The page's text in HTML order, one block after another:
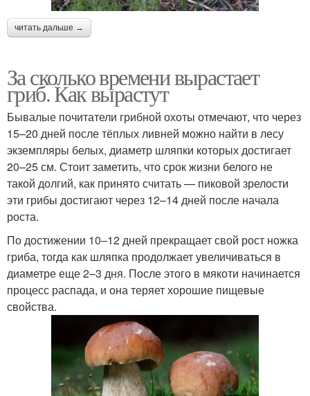
читать дальше →
За сколько времени вырастает
гриб. Как вырастут
Бывалые почитатели грибной охоты отмечают, что через
15–20 дней после тёплых ливней можно найти в лесу
экземпляры белых, диаметр шляпки которых достигает
20–25 см. Стоит заметить, что срок жизни белого не
такой долгий, как принято считать — пиковой зрелости
эти грибы достигают через 12–14 дней после начала
роста.
По достижении 10–12 дней прекращает свой рост ножка
гриба, тогда как шляпка продолжает увеличиваться в
диаметре еще 2–3 дня. После этого в мякоти начинается
процесс распада, и она теряет хорошие пищевые
свойства.